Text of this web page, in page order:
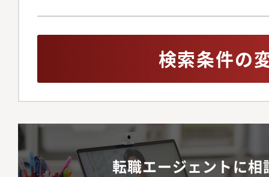
検索条件の
転職エージェントに相